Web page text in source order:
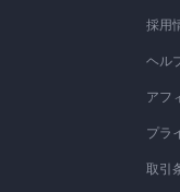
採用
ヘル
アフ
プラ
取引